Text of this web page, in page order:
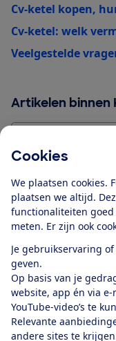
Cookies
We plaatsen cookies.
plaatsen we altijd.
functionaliteiten
meten. Er zijn ook
Je gebruikservaring
geven.
Op basis van je
website, app én via
YouTube-video’s te
Relevante
andere sites te
Cv-ketel kopen,
Cv-ketel: welk
Veelgestelde
Artikelen binnen
Blijf op de
Ontvang nieuws,
privacyverklaring
persoonsgegevens
E-mailadres